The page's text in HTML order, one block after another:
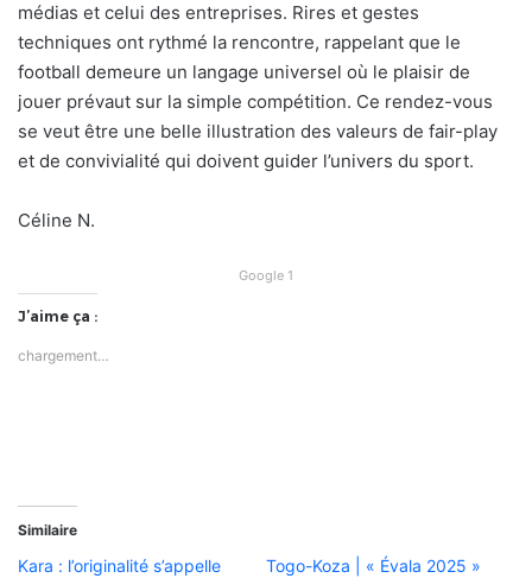
médias et celui des entreprises. Rires et gestes
techniques ont rythmé la rencontre, rappelant que le
football demeure un langage universel où le plaisir de
jouer prévaut sur la simple compétition. Ce rendez-vous
se veut être une belle illustration des valeurs de fair-play
et de convivialité qui doivent guider l’univers du sport.
Céline N.
Google 1
J’aime ça :
chargement…
Similaire
Kara : l’originalité s’appelle
Togo-Koza | « Évala 2025 »